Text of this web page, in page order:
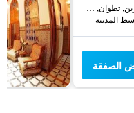
درب حبيبي 3، نيارين, تطوان, المغرب
الصفقة